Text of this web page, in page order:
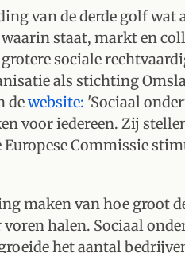
van de derde golf wat
staat, markt en
sociale
als stichting
dewebsite: 'Sociaal
voor iedereen. Zij
Commissie
maken van hoe groot
halen. Sociaal
het aantal